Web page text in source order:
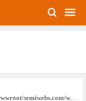
wp-content/themes/Relive-Pro/public/basic-functions.php